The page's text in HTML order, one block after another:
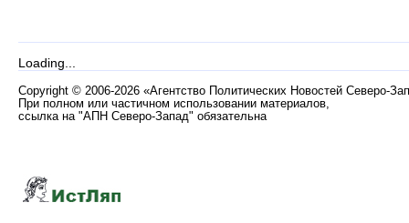
Loading...
Copyright © 2006-2026 «Агентство Политических Новостей Северо-
При полном или частичном использовании материалов,
ссылка на "АПН Северо-Запад" обязательна